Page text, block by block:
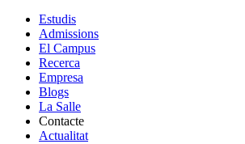
Estudis
Admissions
El Campus
Recerca
Empresa
Blogs
La Salle
Contacte
Actualitat